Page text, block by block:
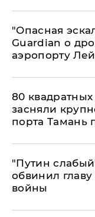
"Опасная
Guardian о
аэропорту
80
засняли
порта Тамань
​"Путин
обвинил
войны